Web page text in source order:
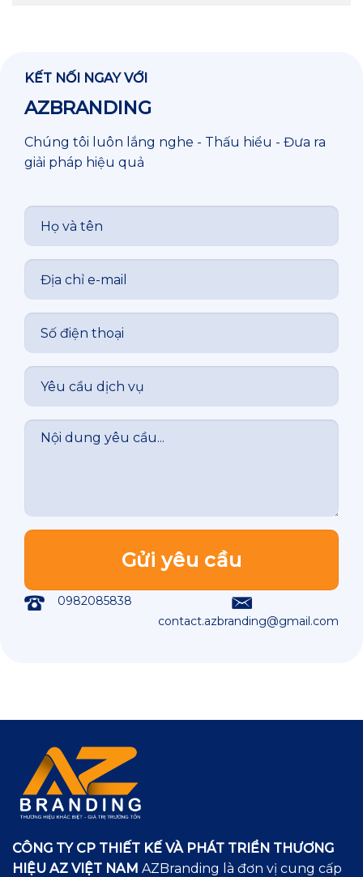
KẾT NỐI NGAY VỚI
AZBRANDING
Chúng tôi luôn lắng nghe - Thấu hiểu - Đưa ra
giải pháp hiệu quả
0982085838
contact.azbranding@gmail.com
CÔNG TY CP THIẾT KẾ VÀ PHÁT TRIỂN THƯƠNG
HIỆU AZ VIỆT NAM AZBranding là đơn vị cung cấp